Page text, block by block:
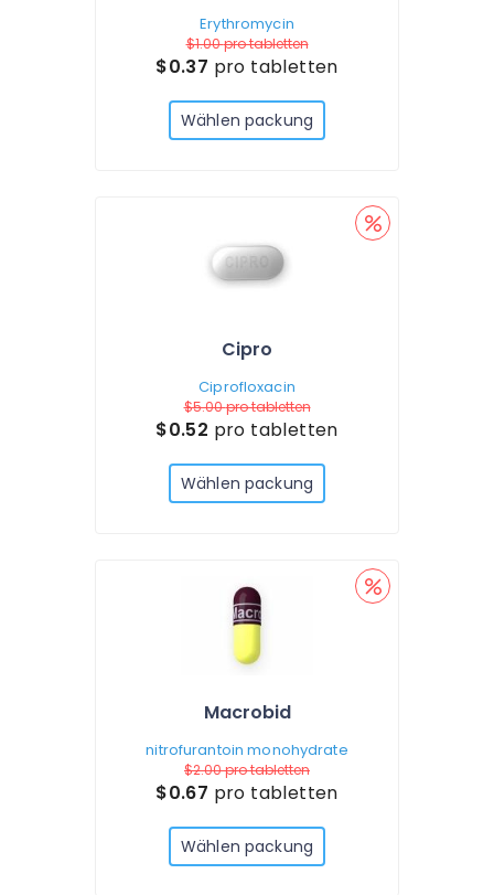
Erythromycin
$1.00pro tabletten
$0.37 pro tabletten
Wählen packung
Cipro
Ciprofloxacin
$5.00pro tabletten
$0.52 pro tabletten
Wählen packung
Macrobid
nitrofurantoin monohydrate
$2.00pro tabletten
$0.67 pro tabletten
Wählen packung